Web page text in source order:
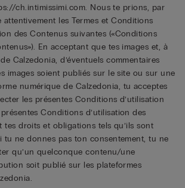
ch.intimissimi.com. Nous te prions, par
les Termes et Conditions
des Contenus suivantes («Conditions
En acceptant que tes images et, à
Calzedonia, d’éventuels commentaires
images soient publiés sur le site ou sur une
numérique de Calzedonia, tu acceptes
les présentes Conditions d’utilisation
Conditions d’utilisation des
tes droits et obligations tels qu’ils sont
tu ne donnes pas ton consentement, tu ne
qu’un quelconque contenu/une
soit publié sur les plateformes